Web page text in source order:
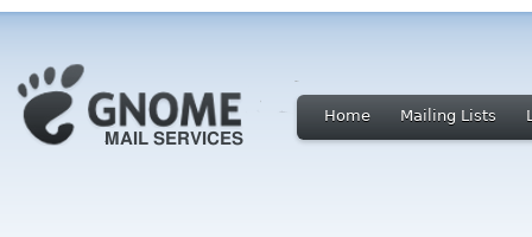
Home Mailing Lists